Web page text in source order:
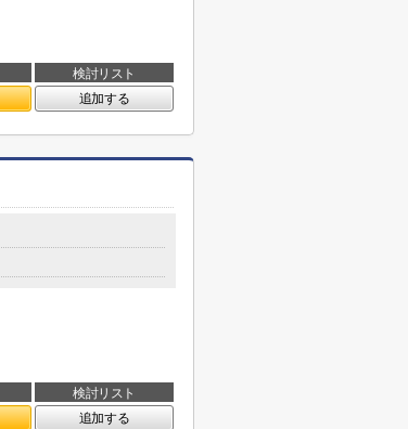
検討リスト
追加する
検討リスト
追加する